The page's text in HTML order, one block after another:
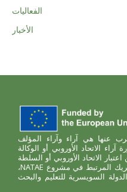
الفعاليات
الأخبار
عنها هي آراء وآراء المؤلف
الاتحاد الأوروبي أو الوكالة
اعتبار الاتحاد الأوروبي أو السلطة
المانحة مسؤولة عنها. بالنسبة للشريك المرتبط في مشروع NATAE،
السويسرية للتعليم والبحث